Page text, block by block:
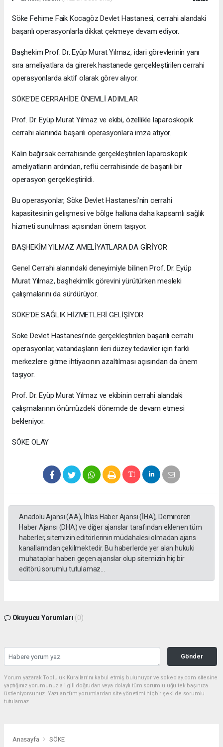
Söke Fehime Faik Kocagöz Devlet Hastanesi, cerrahi alandaki
başarılı operasyonlarla dikkat çekmeye devam ediyor.
Başhekim Prof. Dr. Eyüp Murat Yılmaz, idari görevlerinin yanı
sıra ameliyatlara da girerek hastanede gerçekleştirilen cerrahi
operasyonlarda aktif olarak görev alıyor.
SÖKE’DE CERRAHİDE ÖNEMLİ ADIMLAR
Prof. Dr. Eyüp Murat Yılmaz ve ekibi, özellikle laparoskopik
cerrahi alanında başarılı operasyonlara imza atıyor.
Kalın bağırsak cerrahisinde gerçekleştirilen laparoskopik
ameliyatların ardından, reflü cerrahisinde de başarılı bir
operasyon gerçekleştirildi.
Bu operasyonlar, Söke Devlet Hastanesi’nin cerrahi
kapasitesinin gelişmesi ve bölge halkına daha kapsamlı sağlık
hizmeti sunulması açısından önem taşıyor.
BAŞHEKİM YILMAZ AMELİYATLARA DA GİRİYOR
Genel Cerrahi alanındaki deneyimiyle bilinen Prof. Dr. Eyüp
Murat Yılmaz, başhekimlik görevini yürütürken mesleki
çalışmalarını da sürdürüyor.
SÖKE’DE SAĞLIK HİZMETLERİ GELİŞİYOR
Söke Devlet Hastanesi’nde gerçekleştirilen başarılı cerrahi
operasyonlar, vatandaşların ileri düzey tedaviler için farklı
merkezlere gitme ihtiyacının azaltılması açısından da önem
taşıyor.
Prof. Dr. Eyüp Murat Yılmaz ve ekibinin cerrahi alandaki
çalışmalarının önümüzdeki dönemde de devam etmesi
bekleniyor.
SÖKE OLAY
Anadolu Ajansı (AA), İhlas Haber Ajansı (İHA), Demirören
Haber Ajansı (DHA) ve diğer ajanslar tarafından eklenen tüm
haberler, sitemizin editörlerinin müdahalesi olmadan ajans
kanallarından çekilmektedir. Bu haberlerde yer alan hukuki
muhataplar haberi geçen ajanslar olup sitemizin hiç bir
editörü sorumlu tutulamaz...
Okuyucu Yorumları (0)
Gönder
Yorum yazarak Topluluk Kuralları’nı kabul etmiş bulunuyor ve sokeolay.com sitesine
yaptığınız yorumunuzla ilgili doğrudan veya dolaylı tüm sorumluluğu tek başınıza
üstleniyorsunuz. Yazılan tüm yorumlardan site yönetimi hiçbir şekilde sorumlu
tutulamaz.
Anasayfa SÖKE